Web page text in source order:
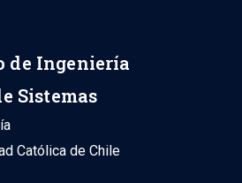
de Ingeniería
Sistemas
Católica de Chile